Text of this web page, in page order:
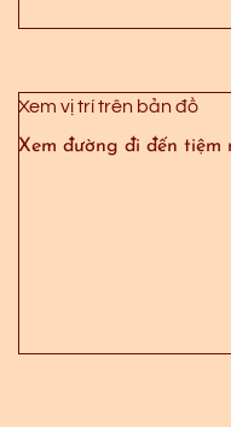
Xem vị trí trên bản đồ
Xem đường đi đến tiệm